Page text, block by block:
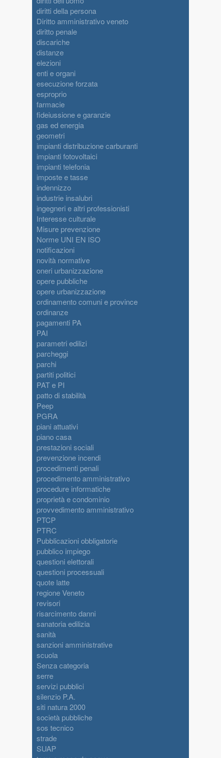
diritti della persona
Diritto amministrativo veneto
diritto penale
discariche
distanze
elezioni
enti e organi
esecuzione forzata
esproprio
farmacie
fideiussione e garanzie
gas ed energia
geometri
impianti distribuzione carburanti
impianti fotovoltaici
impianti telefonia
imposte e tasse
indennizzo
industrie insalubri
ingegneri e altri professionisti
Interesse culturale
Misure prevenzione
Norme UNI EN ISO
notificazioni
novità normative
oneri urbanizzazione
opere pubbliche
opere urbanizzazione
ordinamento comuni e province
ordinanze
pagamenti PA
PAI
parametri edilizi
parcheggi
parchi
partiti politici
PAT e PI
patto di stabilità
Peep
PGRA
piani attuativi
piano casa
prestazioni sociali
prevenzione incendi
procedimenti penali
procedimento amministrativo
procedure informatiche
proprietà e condominio
provvedimento amministrativo
PTCP
PTRC
Pubblicazioni obbligatorie
pubblico impiego
questioni elettorali
questioni processuali
quote latte
regione Veneto
revisori
risarcimento danni
sanatoria edilizia
sanità
sanzioni amministrative
scuola
Senza categoria
serre
servizi pubblici
silenzio P.A.
siti natura 2000
società pubbliche
sos tecnico
strade
SUAP